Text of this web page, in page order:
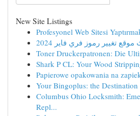
New Site Listings
Profesyonel Web Sitesi
تغيير رموز فري فاير 2024
Toner Druckerpatronen: Die
Shark P CL: Your Wood
Papierowe opakowania na
Your Bingoplus: the
Columbus Ohio Locksmith:
Repl...